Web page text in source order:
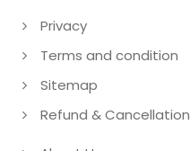
Privacy
Terms and condition
Sitemap
Refund & Cancellation